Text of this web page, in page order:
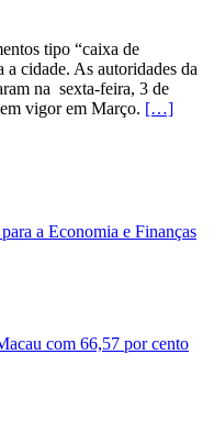
tipo “caixa de
a cidade. As autoridades da
na sexta-feira, 3 de
vigor em Março. […]
a Economia e Finanças
com 66,57 por cento